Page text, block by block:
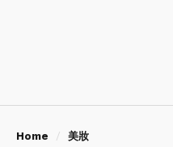
Home 美妝